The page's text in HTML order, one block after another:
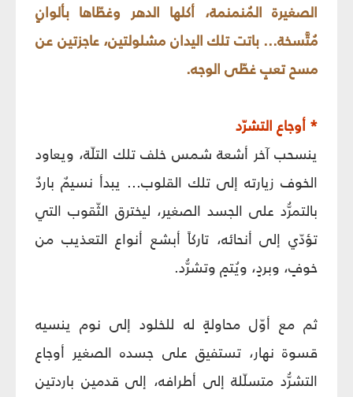
الصغيرة المُنمنمة، أكلها الدهر وغطّاها بألوانٍ
مُتَّسخة... باتت تلك اليدان مشلولتين، عاجزتين عن
مسح تعبٍ غطّى الوجه.
* أوجاع التشرّد
ينسحب آخر أشعة شمس خلف تلك التلّة، ويعاود
الخوف زيارته إلى تلك القلوب... يبدأ نسيمٌ باردٌ
بالتمرُّد على الجسد الصغير، ليخترق الثّقوب التي
تؤدّي إلى أنحائه، تاركاً أبشع أنواع التعذيب من
خوفٍ، وبردٍ، ويُتمٍ وتشرُّد.
ثم مع أوّل محاولةٍ له للخلود إلى نوم ينسيه
قسوة نهار، تستفيق على جسده الصغير أوجاع
التشرُّد متسلّلة إلى أطرافه، إلى قدمين باردتين